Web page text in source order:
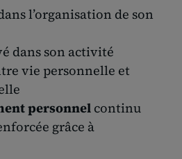
l’organisation de son
dans son activité
vie personnelle et
personnelcontinu
grâce à